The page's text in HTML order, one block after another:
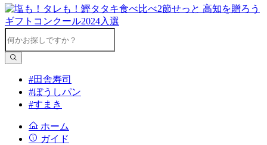
#田舎寿司
#ぼうしパン
#すまき
ホーム
ガイド